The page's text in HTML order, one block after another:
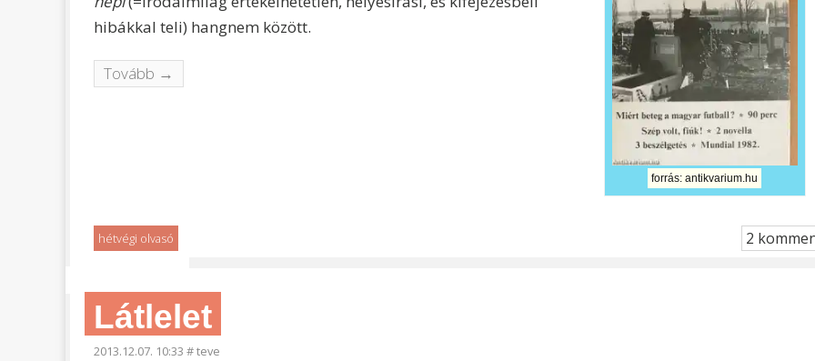
forrás: antikvarium.hu
hibákkal teli) hangnem között.
Tovább →
hétvégi olvasó 2
Látlelet
2013.12.07. 10:33 #teve